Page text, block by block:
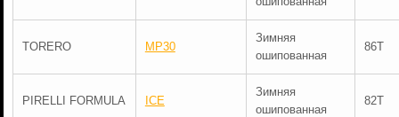
TORERO MP30
Зимняя
ошипованная
86T
PIRELLI FORMULA ICE
Зимняя
ошипованная
82T